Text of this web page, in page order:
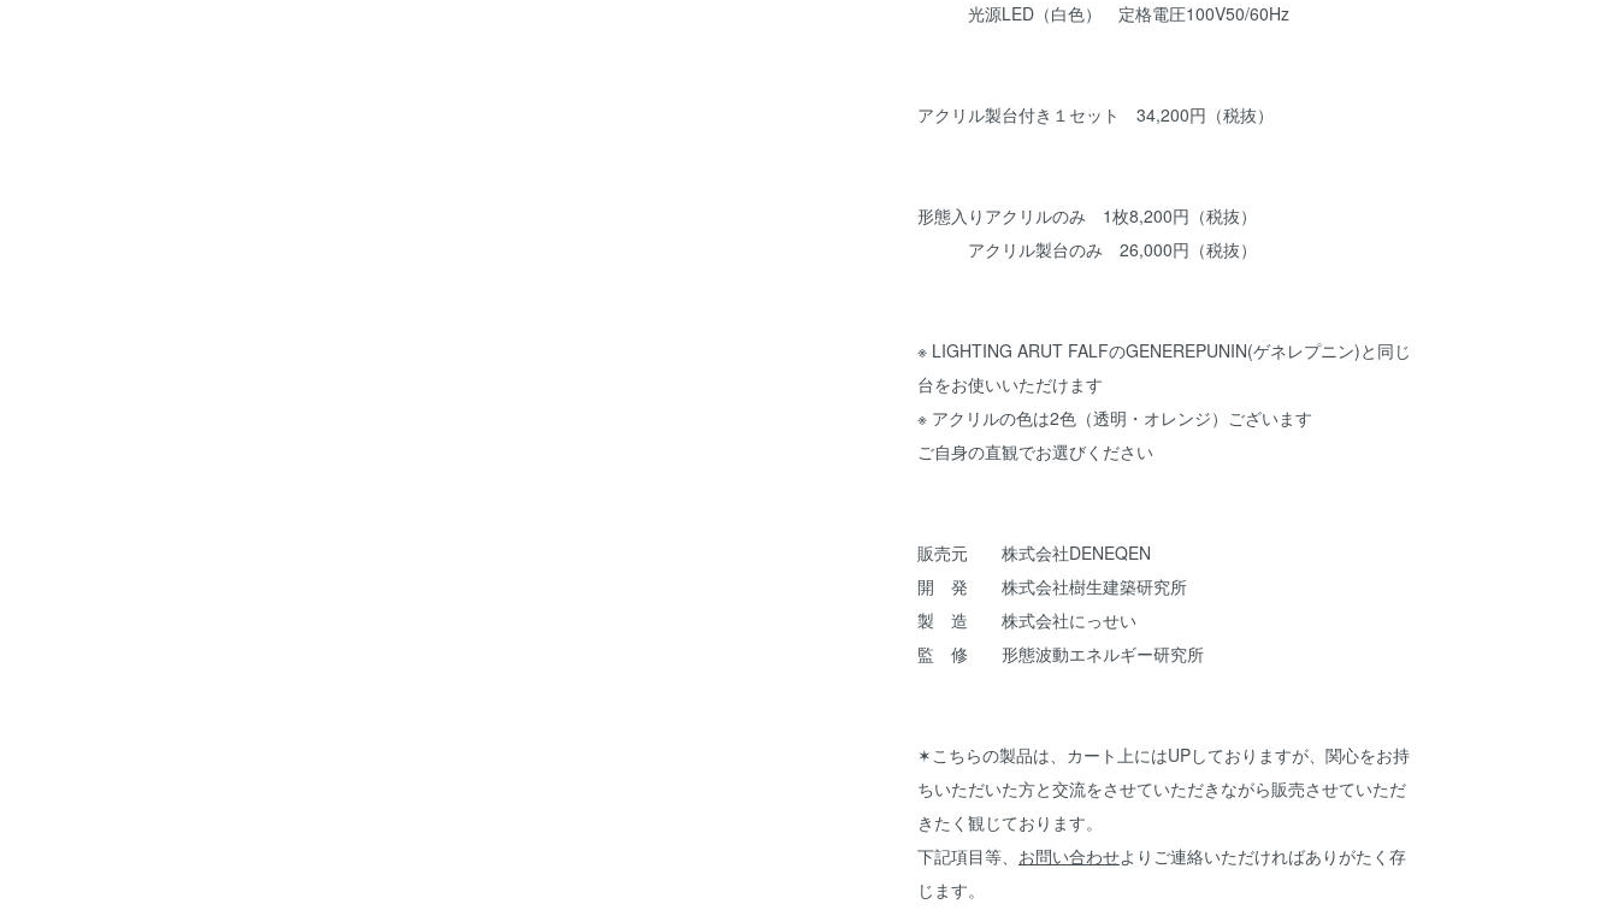
光源LED（白色） 定格電圧100V50/60Hz
アクリル製台付き１セット 34,200円（税抜）
形態入りアクリルのみ 1枚8,200円（税抜）
アクリル製台のみ 26,000円（税抜）
※ LIGHTING ARUT FALFのGENEREPUNIN(ゲネレプニン)と同じ
台をお使いいただけます
※ アクリルの色は2色（透明・オレンジ）ございます
ご自身の直観でお選びください
販売元 株式会社DENEQEN
開 発 株式会社樹生建築研究所
製 造 株式会社にっせい
監 修 形態波動エネルギー研究所
✶こちらの製品は、カート上にはUPしておりますが、関心をお持
ちいただいた方と交流をさせていただきながら販売させていただ
きたく観じております。
下記項目等、 お問い合わせよりご連絡いただければありがたく存
じます。